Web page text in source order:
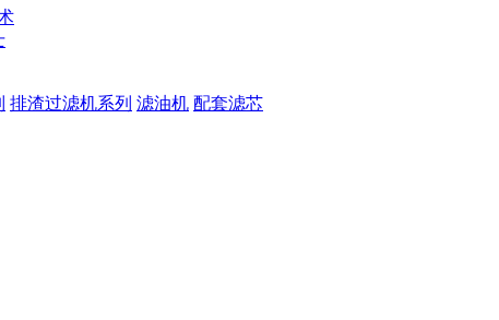
排渣过滤机系列 滤油机 配套滤芯